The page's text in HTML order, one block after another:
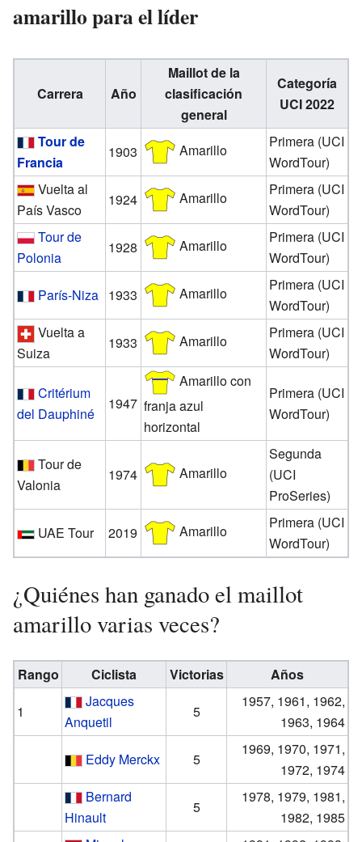
amarillo para el líder
Carrera Año
Maillot de la
clasificación
general
Categoría
UCI 2022
Tour de
Francia
1903 Amarillo
Primera (UCI
WordTour)
Vuelta al
País Vasco
1924 Amarillo
Primera (UCI
WordTour)
Tour de
Polonia
1928 Amarillo
Primera (UCI
WordTour)
París-Niza 1933 Amarillo
Primera (UCI
WordTour)
Vuelta a
Suiza
1933 Amarillo
Primera (UCI
WordTour)
Critérium
del Dauphiné
1947
Amarillo con
franja azul
horizontal
Primera (UCI
WordTour)
Tour de
Valonia
1974 Amarillo
Segunda
(UCI
ProSeries)
UAE Tour
2019 Amarillo
Primera (UCI
WordTour)
¿Quiénes han ganado el maillot
amarillo varias veces?
Rango Ciclista Victorias
Años
1
Jacques
Anquetil
5
1957, 1961, 1962,
1963, 1964
Eddy Merckx
5
1969, 1970, 1971,
1972, 1974
Bernard
Hinault
5
1978, 1979, 1981,
1982, 1985